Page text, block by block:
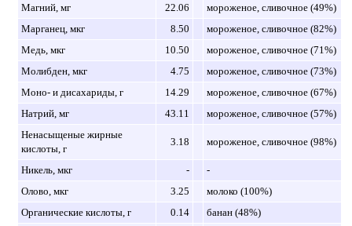
Магний, мг
22.06
мороженое, сливочное (49%)
Марганец, мкг
8.50
мороженое, сливочное (82%)
Медь, мкг
10.50
мороженое, сливочное (71%)
Молибден, мкг
4.75
мороженое, сливочное (73%)
Моно- и дисахариды, г
14.29
мороженое, сливочное (67%)
Натрий, мг
43.11
мороженое, сливочное (57%)
Ненасыщеные жирные
кислоты, г
3.18 мороженое, сливочное (98%)
Никель, мкг -
-
Олово, мкг
3.25
молоко (100%)
Органические кислоты, г
0.14
банан (48%)